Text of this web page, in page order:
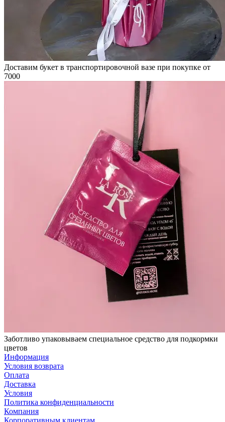
Доставим букет в транспортировочной вазе при покупке от
7000
Заботливо упаковываем специальное средство для подкормки
цветов
Информация
Условия возврата
Оплата
Доставка
Условия
Политика конфиденциальности
Компания
Корпоративным клиентам